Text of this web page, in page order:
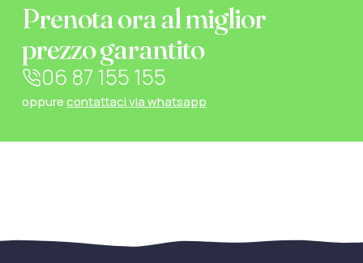
Prenota ora al miglior
prezzo garantito
06 87 155 155
oppurecontattaci via whatsapp